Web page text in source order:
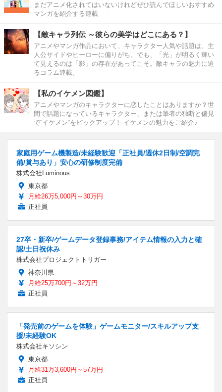
まだアニメ化されてはいないけれどぜひ読んでほしいおすすめ
マンガを紹介する連載
【敵キャラ列伝 ～彼らの美学はどこにある？】
アニメやマンガ作品において、キャラクター人気や話題は、主
人公サイドやヒーローに偏りがち。でも、「光」が明るく輝い
て見えるのは「影」の存在があってこそ。敵キャラの魅力に迫
るコラム連載。
【私のイケメン図鑑】
アニメやマンガのキャラクターに恋したことはありますか？世
間で話題になっているキャラクター、または筆者の独断と偏見
で“イケメン”をピックアップ！ イケメンの魅力をご紹介♪
家庭用ゲーム機製造/未経験歓迎「正社員/週休2日制/空調完
備/賞与あり」安心の研修制度完備
株式会社Luminous
東京都
月給26万5,000円～30万円
正社員
27卒・新卒/ゲームデータ登録事務/アイテム情報の入力と確
認/土日祝休み
株式会社プロジェクトトリガー
神奈川県
月給25万700円～32万円
正社員
「発売前のゲームを体験」ゲームモニター/スキルアップ支
援/未経験OK
株式会社キソシン
東京都
月給31万3,600円～57万円
正社員